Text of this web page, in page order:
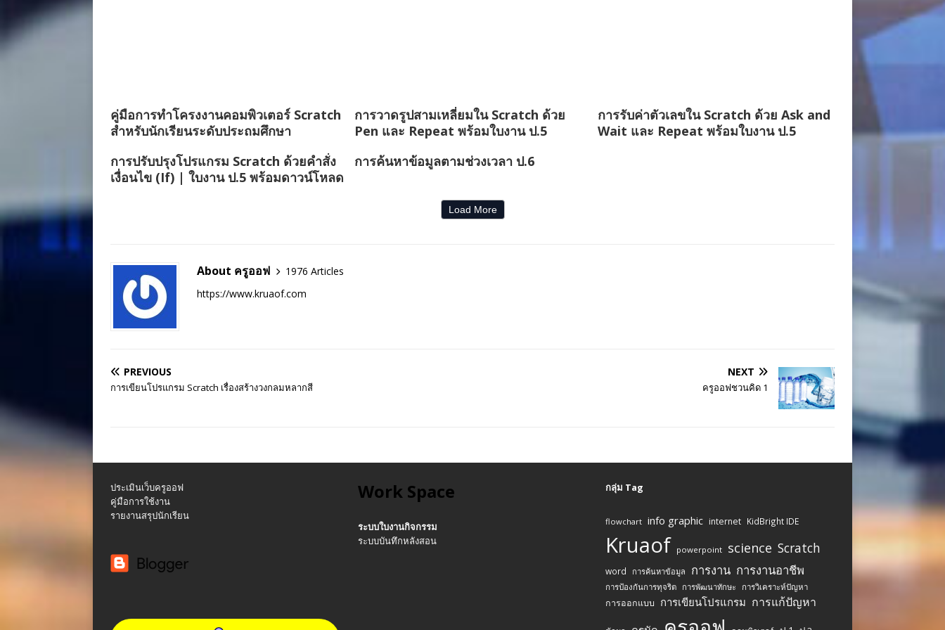
คู่มือการทำโครงงานคอมพิวเตอร์ Scratch
สำหรับนักเรียนระดับประถมศึกษา
การวาดรูปสามเหลี่ยมใน Scratch ด้วย
Pen และ Repeat พร้อมใบงาน ป.5
การรับค่าตัวเลขใน Scratch ด้วย Ask and
Wait และ Repeat พร้อมใบงาน ป.5
การปรับปรุงโปรแกรม Scratch ด้วยคำสั่ง
เงื่อนไข (If) | ใบงาน ป.5 พร้อมดาวน์โหลด
การค้นหาข้อมูลตามช่วงเวลา ป.6
Load More
About ครูออฟ
1976 Articles
https://www.kruaof.com
PREVIOUS
การเขียนโปรแกรม Scratch เรื่องสร้างวงกลมหลากสี
NEXT
ครูออฟชวนคิด 1
ประเมินเว็บครูออฟ
คู่มือการใช้งาน
รายงานสรุปนักเรียน
Work Space
ระบบใบงานกิจกรรม
ระบบบันทึกหลังสอน
กลุ่ม Tag
flowchart info graphic internet KidBright IDE
Kruaof powerpoint science Scratch
word การค้นหาข้อมูล การงาน การงานอาชีพ
การป้องกันการทุจริต การพัฒนาทักษะ การวิเคราะห์ปัญหา
การออกแบบ การเขียนโปรแกรม การแก้ปัญหา